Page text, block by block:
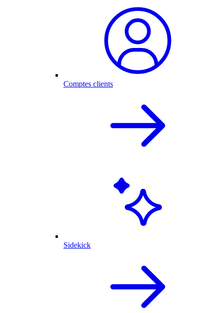
Comptes clients
Sidekick